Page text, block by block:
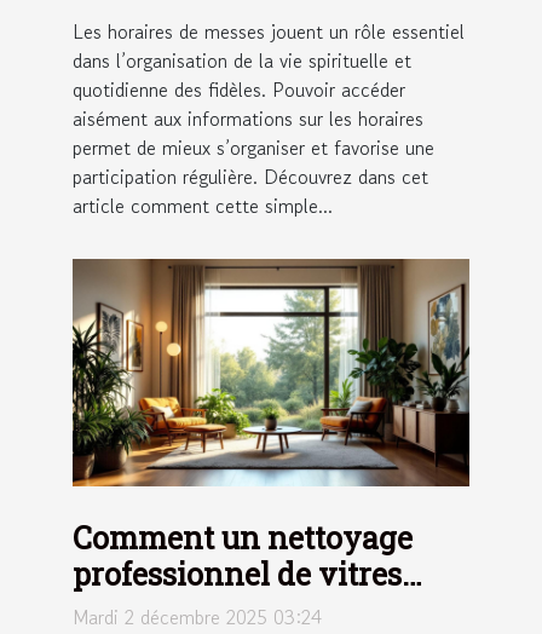
Les horaires de messes jouent un rôle essentiel
dans l’organisation de la vie spirituelle et
quotidienne des fidèles. Pouvoir accéder
aisément aux informations sur les horaires
permet de mieux s’organiser et favorise une
participation régulière. Découvrez dans cet
article comment cette simple...
Comment un nettoyage
professionnel de vitres
peut transformer votre
Mardi 2 décembre 2025 03:24